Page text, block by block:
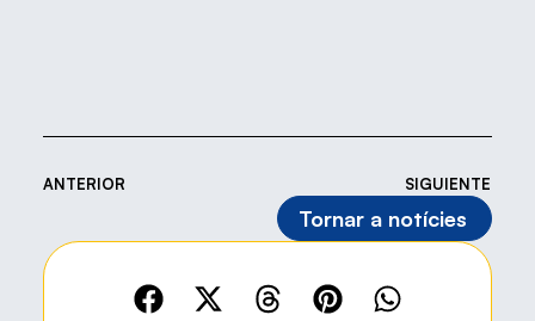
ANTERIOR SIGUIENTE
Tornar a notícies